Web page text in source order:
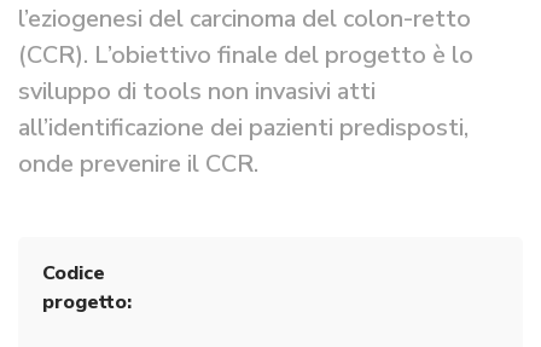
l’eziogenesi del carcinoma del colon-retto
(CCR). L’obiettivo finale del progetto è lo
sviluppo di tools non invasivi atti
all’identificazione dei pazienti predisposti,
onde prevenire il CCR.
Codice
progetto: